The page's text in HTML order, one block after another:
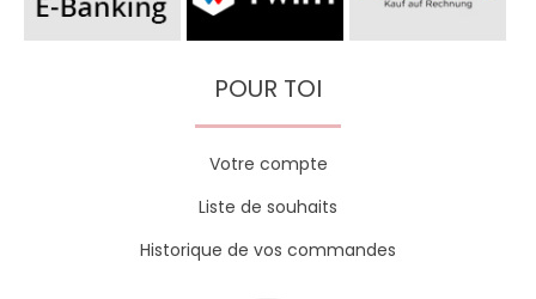
POUR TOI
Votre compte
Liste de souhaits
Historique de vos commandes